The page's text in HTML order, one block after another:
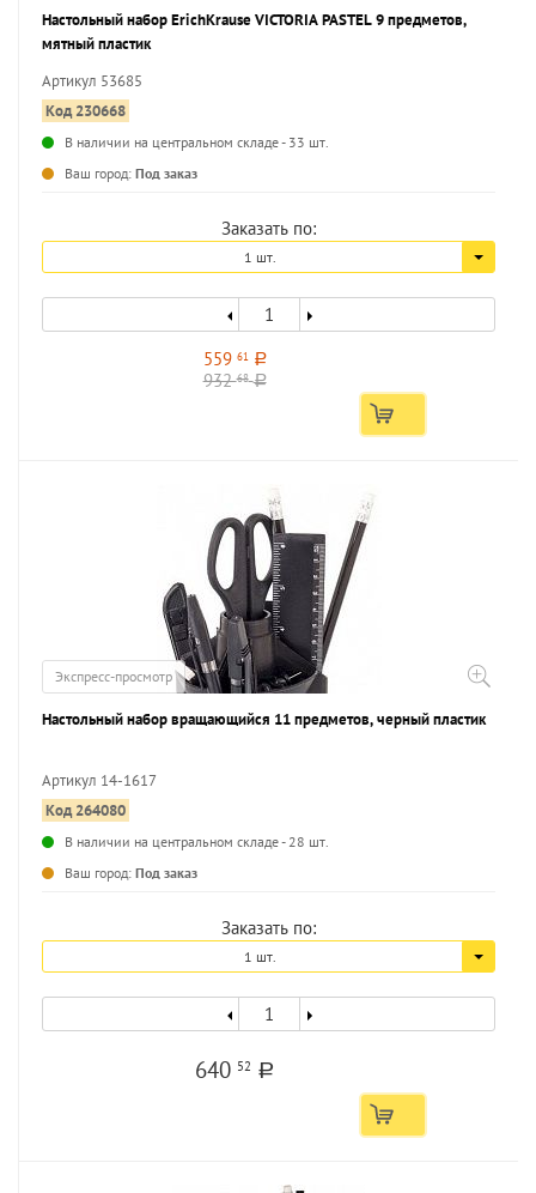
Настольный набор ErichKrause VICTORIA PASTEL 9 предметов,
мятный пластик
Артикул 53685
Код 230668
В наличии на центральном складе - 33 шт.
Ваш город: Под заказ
Заказать по:
1 шт.
559 61 a
93268 a
Экспресс-просмотр
Настольный набор вращающийся 11 предметов, черный пластик
Артикул 14-1617
Код 264080
В наличии на центральном складе - 28 шт.
Ваш город: Под заказ
Заказать по:
1 шт.
640 52 a